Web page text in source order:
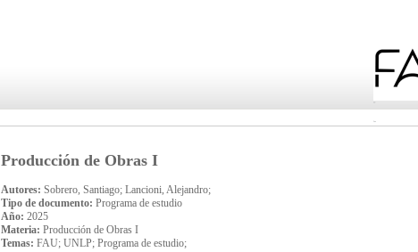
Producción de Obras I
Autores: Sobrero, Santiago; Lancioni, Alejandro;
Tipo de documento: Programa de estudio
Año: 2025
Materia: Producción de Obras I
Temas: FAU; UNLP; Programa de estudio;